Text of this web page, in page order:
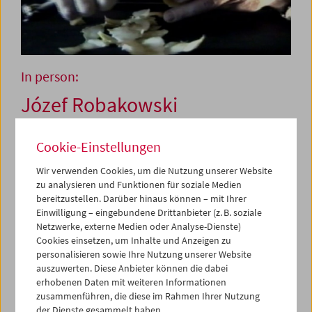
In person:
Józef Robakowski
26. und 27. April 2006
Józef Robakowski, geboren 1939, zählt zu den
wichtigsten Persönlichkeiten der polnischen Kunst. Er ist
Filmemacher, bildender Künstler und Initiator
bedeutender Künstlergruppierungen.
Robakowskis Filme und Videos stehen in einer
lebendigen Beziehung zum Konstruktivismus und zur
polnischen Moderne der 1930er Jahre; zugleich befinden
sie sich in starkem Austausch mit der internationalen
Cookie-Einstellungen
Wir verwenden Cookies, um die Nutzung unserer Website
zu analysieren und Funktionen für soziale Medien
bereitzustellen. Darüber hinaus können – mit Ihrer
Einwilligung – eingebundene Drittanbieter (z. B. soziale
Netzwerke, externe Medien oder Analyse-Dienste)
Cookies einsetzen, um Inhalte und Anzeigen zu
personalisieren sowie Ihre Nutzung unserer Website
auszuwerten. Diese Anbieter können die dabei
erhobenen Daten mit weiteren Informationen
zusammenführen, die diese im Rahmen Ihrer Nutzung